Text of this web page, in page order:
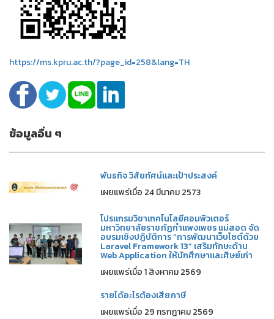
https://ms.kpru.ac.th/?page_id=258&lang=TH
ข้อมูลอื่น ๆ
พันธกิจ วิสัยทัศน์และเป้าประสงค์
เผยแพร่เมื่อ 24 มีนาคม 2573
โปรแกรมวิชาเทคโนโลยีคอมพิวเตอร์
มหาวิทยาลัยราชภัฏกำแพงเพชร แม่สอด จัด
อบรมเชิงปฏิบัติการ “การพัฒนาเว็บไซต์ด้วย
Laravel Framework 13” เสริมทักษะด้าน
Web Application ให้นักศึกษาและศิษย์เก่า
เผยแพร่เมื่อ 1 สิงหาคม 2569
รายได้อะไรต้องเสียภาษี
เผยแพร่เมื่อ 29 กรกฎาคม 2569